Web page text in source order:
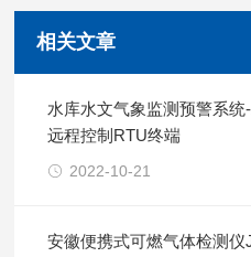
相关文章
水库水文气象监测预警系统
远程控制RTU终端
2022-10-21
安徽便携式可燃气体检测